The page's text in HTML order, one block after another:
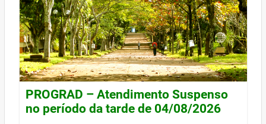
PROGRAD – Atendimento Suspenso
no período da tarde de 04/08/2026